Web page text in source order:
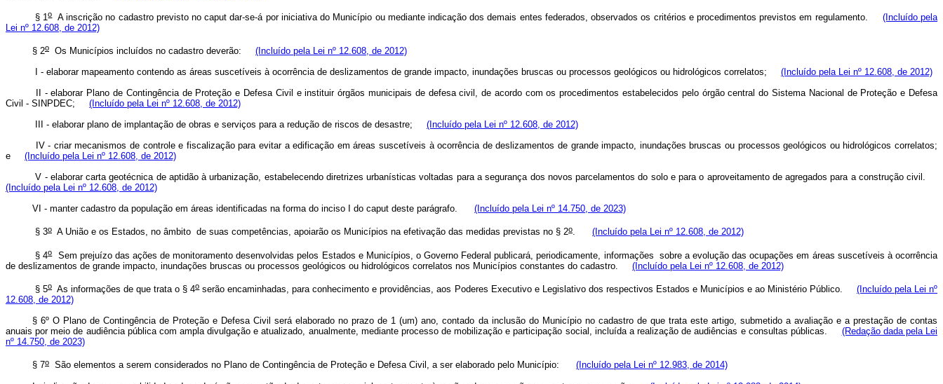
§ 1oA inscrição no cadastro previsto nocaput dar-se-á por iniciativa do Município ou mediante indicação dos demais entes federados, observados os critérios e procedimentos previstos em regulamento.
(Incluído pela
Lei nº 12.608, de 2012)
§ 2o Os Municípios incluídos no cadastro deverão:
(Incluído pela Lei nº 12.608, de 2012)
I - elaborar mapeamento contendo as áreas suscetíveis à ocorrência de deslizamentos de grande impacto, inundações bruscas ou processos geológicos ou hidrológicos correlatos;
(Incluído pela Lei nº 12.608, de 2012)
II - elaborar Plano de Contingência de Proteção e Defesa Civil e instituir órgãos municipais de defesa civil, de acordo com os procedimentos estabelecidos pelo órgão central do Sistema Nacional de Proteção e Defesa
Civil - SINPDEC;
(Incluído pela Lei nº 12.608, de 2012)
III - elaborar plano de implantação de obras e serviços para a redução de riscos de desastre;
(Incluído pela Lei nº 12.608, de 2012)
IV - criar mecanismos de controle e fiscalização para evitar a edificação em áreas suscetíveis à ocorrência de deslizamentos de grande impacto, inundações bruscas ou processos geológicos ou hidrológicos correlatos;
e
(Incluído pela Lei nº 12.608, de 2012)
V - elaborar carta geotécnica de aptidão à urbanização, estabelecendo diretrizes urbanísticas voltadas para a segurança dos novos parcelamentos do solo e para o aproveitamento de agregados para a construção civil.
(Incluído pela Lei nº 12.608, de 2012)
VI - manter cadastro da população em áreas identificadas na forma do inciso I do caput deste parágrafo. (Incluído pela Lei nº 14.750, de 2023)
§ 3o A União e os Estados, no âmbito de suas competências, apoiarão os Municípios na efetivação das medidas previstas no § 2o. (Incluído pela Lei nº 12.608, de 2012)
§ 4oSem prejuízo das ações de monitoramento desenvolvidas pelos Estados e Municípios, o Governo Federal publicará, periodicamente, informações sobre a evolução das ocupações em áreas suscetíveis à ocorrência
de deslizamentos de grande impacto, inundações bruscas ou processos geológicos ou hidrológicos correlatos nos Municípios constantes do cadastro.
(Incluído pela Lei nº 12.608, de 2012)
§ 5o As informações de que trata o § 4oserão encaminhadas, para conhecimento e providências, aos Poderes Executivo e Legislativo dos respectivos Estados e Municípios e ao Ministério Público.
(Incluído pela Lei nº
12.608, de 2012)
§ 6º O Plano de Contingência de Proteção e Defesa Civil será elaborado no prazo de 1 (um) ano, contado da inclusão do Município no cadastro de que trata este artigo, submetido a avaliação e a prestação de contas
anuais por meio de audiência pública com ampla divulgação e atualizado, anualmente, mediante processo de mobilização e participação social, incluída a realização de audiências e consultas públicas. (Redação dada pela Lei
nº 14.750, de 2023)
§ 7o São elementos a serem considerados no Plano de Contingência de Proteção e Defesa Civil, a ser elaborado pelo Município: (Incluído pela Lei nº 12.983, de 2014)